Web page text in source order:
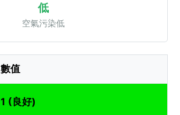
低
空氣污染低
數值
1 (良好)